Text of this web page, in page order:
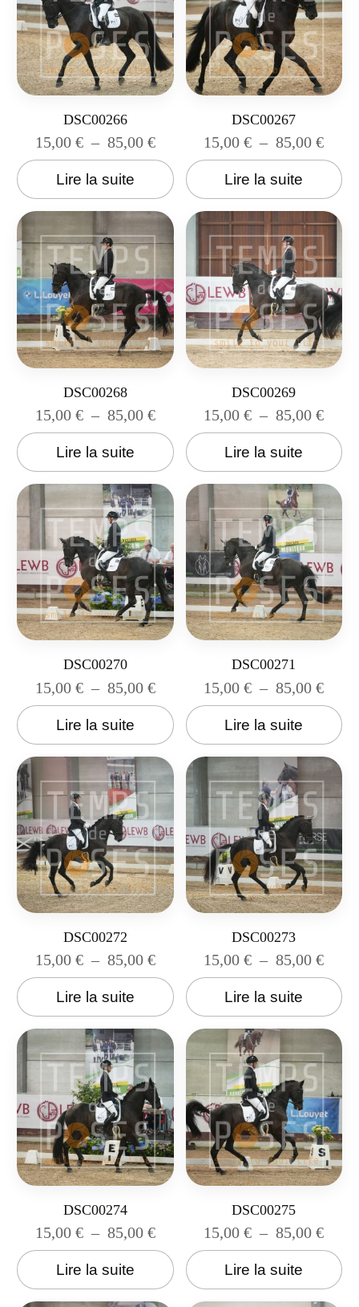
DSC00266
15,00 € – 85,00 €
Lire la suite
DSC00267
15,00€ – 85,00€
Lire la suite
DSC00268
15,00 € – 85,00 €
Lire la suite
DSC00269
15,00€ – 85,00€
Lire la suite
DSC00270
15,00 € – 85,00 €
Lire la suite
DSC00271
15,00€ – 85,00€
Lire la suite
DSC00272
15,00 € – 85,00 €
Lire la suite
DSC00273
15,00€ – 85,00€
Lire la suite
DSC00274
15,00 € – 85,00 €
Lire la suite
DSC00275
15,00€ – 85,00€
Lire la suite